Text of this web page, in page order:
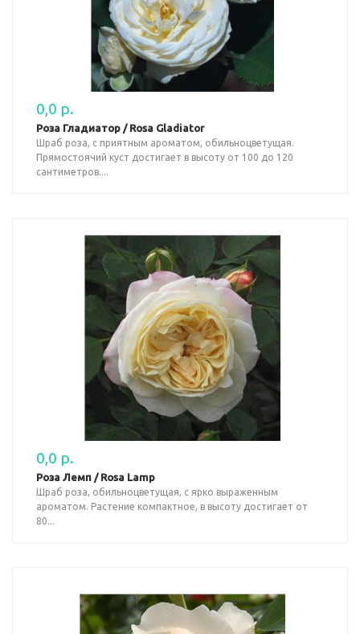
0,0 р.
Роза Гладиатор / Rosa Gladiator
Шраб роза, с приятным ароматом, обильноцветущая.
Прямостоячий куст достигает в высоту от 100 до 120
сантиметров....
0,0 р.
Роза Лемп / Rosa Lamp
Шраб роза, обильноцветущая, с ярко выраженным
ароматом. Растение компактное, в высоту достигает от
80...